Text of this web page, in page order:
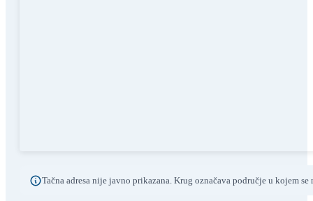
Tačna adresa nije javno prikazana. Krug označava područje u kojem